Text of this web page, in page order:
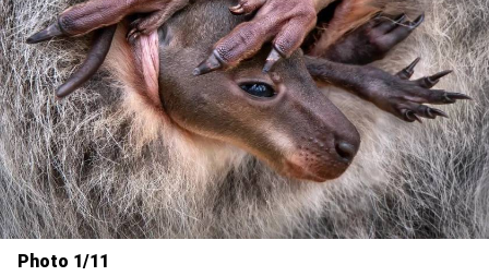
Photo 1/11